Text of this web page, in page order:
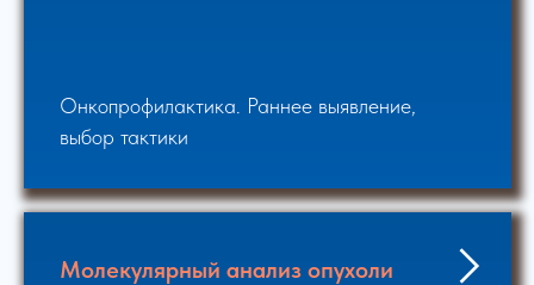
Онкопрофилактика. Раннее выявление,
выбор тактики
Молекулярный анализ опухоли